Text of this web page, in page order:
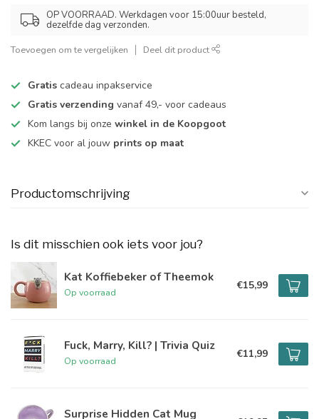
OP VOORRAAD. Werkdagen voor 15:00uur besteld,
dezelfde dag verzonden.
Toevoegen om te vergelijken Deel dit product
Gratis cadeau inpakservice
Gratis verzending vanaf 49,- voor cadeaus
Kom langs bij onze winkel in de Koopgoot
KKEC voor al jouw prints op maat
Productomschrijving
Is dit misschien ook iets voor jou?
Kat Koffiebeker of Theemok
Op voorraad
€15,99
Fuck, Marry, Kill? | Trivia Quiz
Op voorraad
€11,99
Surprise Hidden Cat Mug